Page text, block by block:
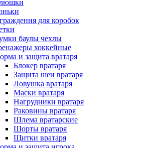
для коробок
баулы чехлы
хоккейные
и защита вратаря
Блокер вратаря
Защита шеи вратаря
Ловушка вратаря
Маски вратаря
Нагрудники вратаря
Раковины вратаря
Шлема вратарские
Шорты вратаря
Щитки вратаря